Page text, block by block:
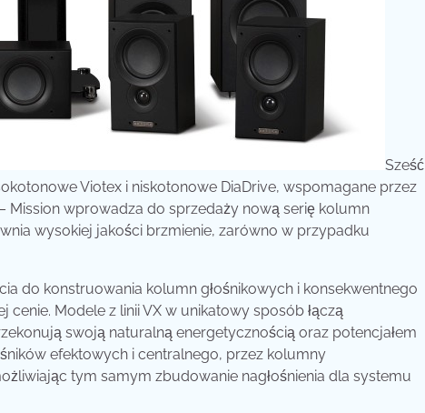
Sześć
Viotex i niskotonowe DiaDrive, wspomagane przez
Mission wprowadza do sprzedaży nową serię kolumn
wysokiej jakości brzmienie, zarówno w przypadku
do konstruowania kolumn głośnikowych i konsekwentnego
Modele z linii VX w unikatowy sposób łączą
swoją naturalną energetycznością oraz potencjałem
efektowych i centralnego, przez kolumny
tym samym zbudowanie nagłośnienia dla systemu